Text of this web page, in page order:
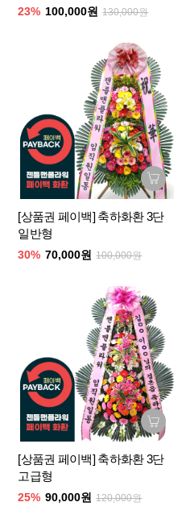
23% 100,000원 130,000원
[상품권 페이백] 축하화환 3단
일반형
30% 70,000원 100,000원
[상품권 페이백] 축하화환 3단
고급형
25% 90,000원 120,000원